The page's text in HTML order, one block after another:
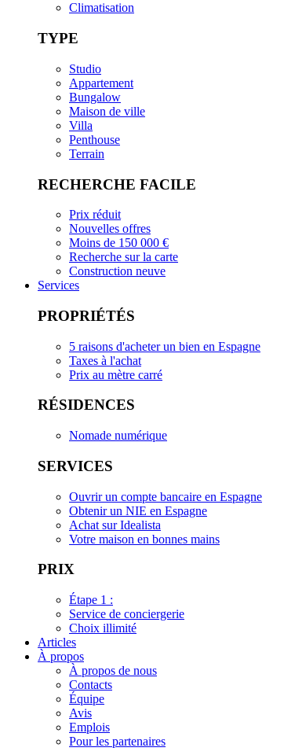
Climatisation
TYPE
Studio
Appartement
Bungalow
Maison de ville
Villa
Penthouse
Terrain
RECHERCHE FACILE
Prix réduit
Nouvelles offres
Moins de 150 000 €
Recherche sur la carte
Construction neuve
Services
PROPRIÉTÉS
5 raisons d'acheter un bien en Espagne
Taxes à l'achat
Prix au mètre carré
RÉSIDENCES
Nomade numérique
SERVICES
Ouvrir un compte bancaire en Espagne
Obtenir un NIE en Espagne
Achat sur Idealista
Votre maison en bonnes mains
PRIX
Étape 1 :
Service de conciergerie
Choix illimité
Articles
À propos
À propos de nous
Contacts
Équipe
Avis
Emplois
Pour les partenaires